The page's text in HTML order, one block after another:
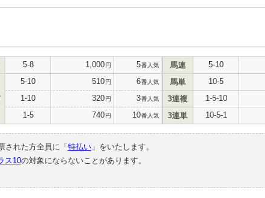
5-8 1,000円 5番人気
5-10 510円 6番人気
1-10 320円 3番人気
1-5 740円 10番人気
馬連 5-10
馬単 10-5
3連複 1-5-10
3連単 10-5-1
された方全員に「 特払い」をいたします。
ス10の対象にならないことがあります。